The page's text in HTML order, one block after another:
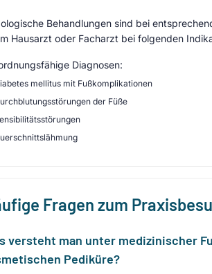
Behandlungen sind bei
Hausarzt oder Facharzt bei folgenden
Diagnosen:
mellitus mit Fußkomplikationen
der Füße
Fragen zum
versteht man unter medizinischer
Pediküre?